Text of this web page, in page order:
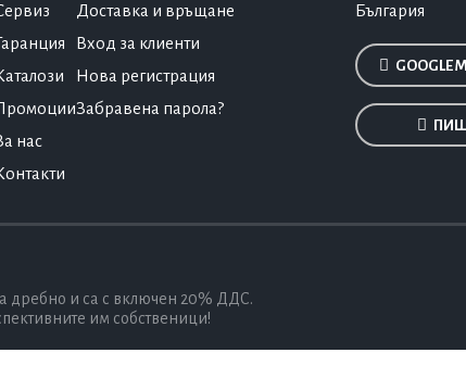
нас
Доставка и връщане
Вход за клиенти
Нова регистрация
Забравена парола?
България
GOOGLE
дребно и са с включен 20% ДДС.
им собственици!